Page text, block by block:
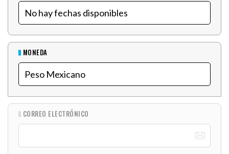
MONEDA
CORREO ELECTRÓNICO